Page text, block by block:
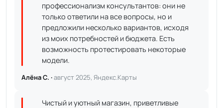
профессионализм консультантов: они не
только ответили на все вопросы, но и
предложили несколько вариантов, исходя
из моих потребностей и бюджета. Есть
возможность протестировать некоторые
модели.
Алёна С. ·август 2025, Яндекс.Карты
Чистый и уютный магазин, приветливые